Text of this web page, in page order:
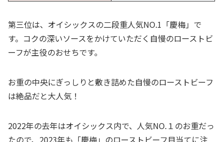
第三位は、オイシックスの二段重人気NO.1「慶梅」で
す。コクの深いソースをかけていただく自慢のローストビ
ーフが主役のおせちです。
お重の中央にぎっしりと敷き詰めた自慢のローストビーフ
は絶品だと大人気！
2022年の去年はオイシックス内で、人気NO.１のお重だっ
たので、2023年も「慶梅」のローストビーフ目当てに注